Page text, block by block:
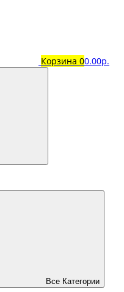
Корзина 00.00р.
Все Категории